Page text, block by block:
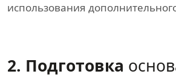
использования
2. Подготовка